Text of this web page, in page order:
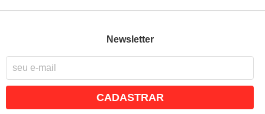
Newsletter
CADASTRAR